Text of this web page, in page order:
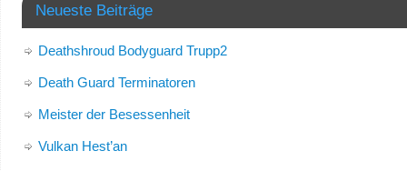
Neueste Beiträge
Deathshroud Bodyguard Trupp2
Death Guard Terminatoren
Meister der Besessenheit
Vulkan Hest’an